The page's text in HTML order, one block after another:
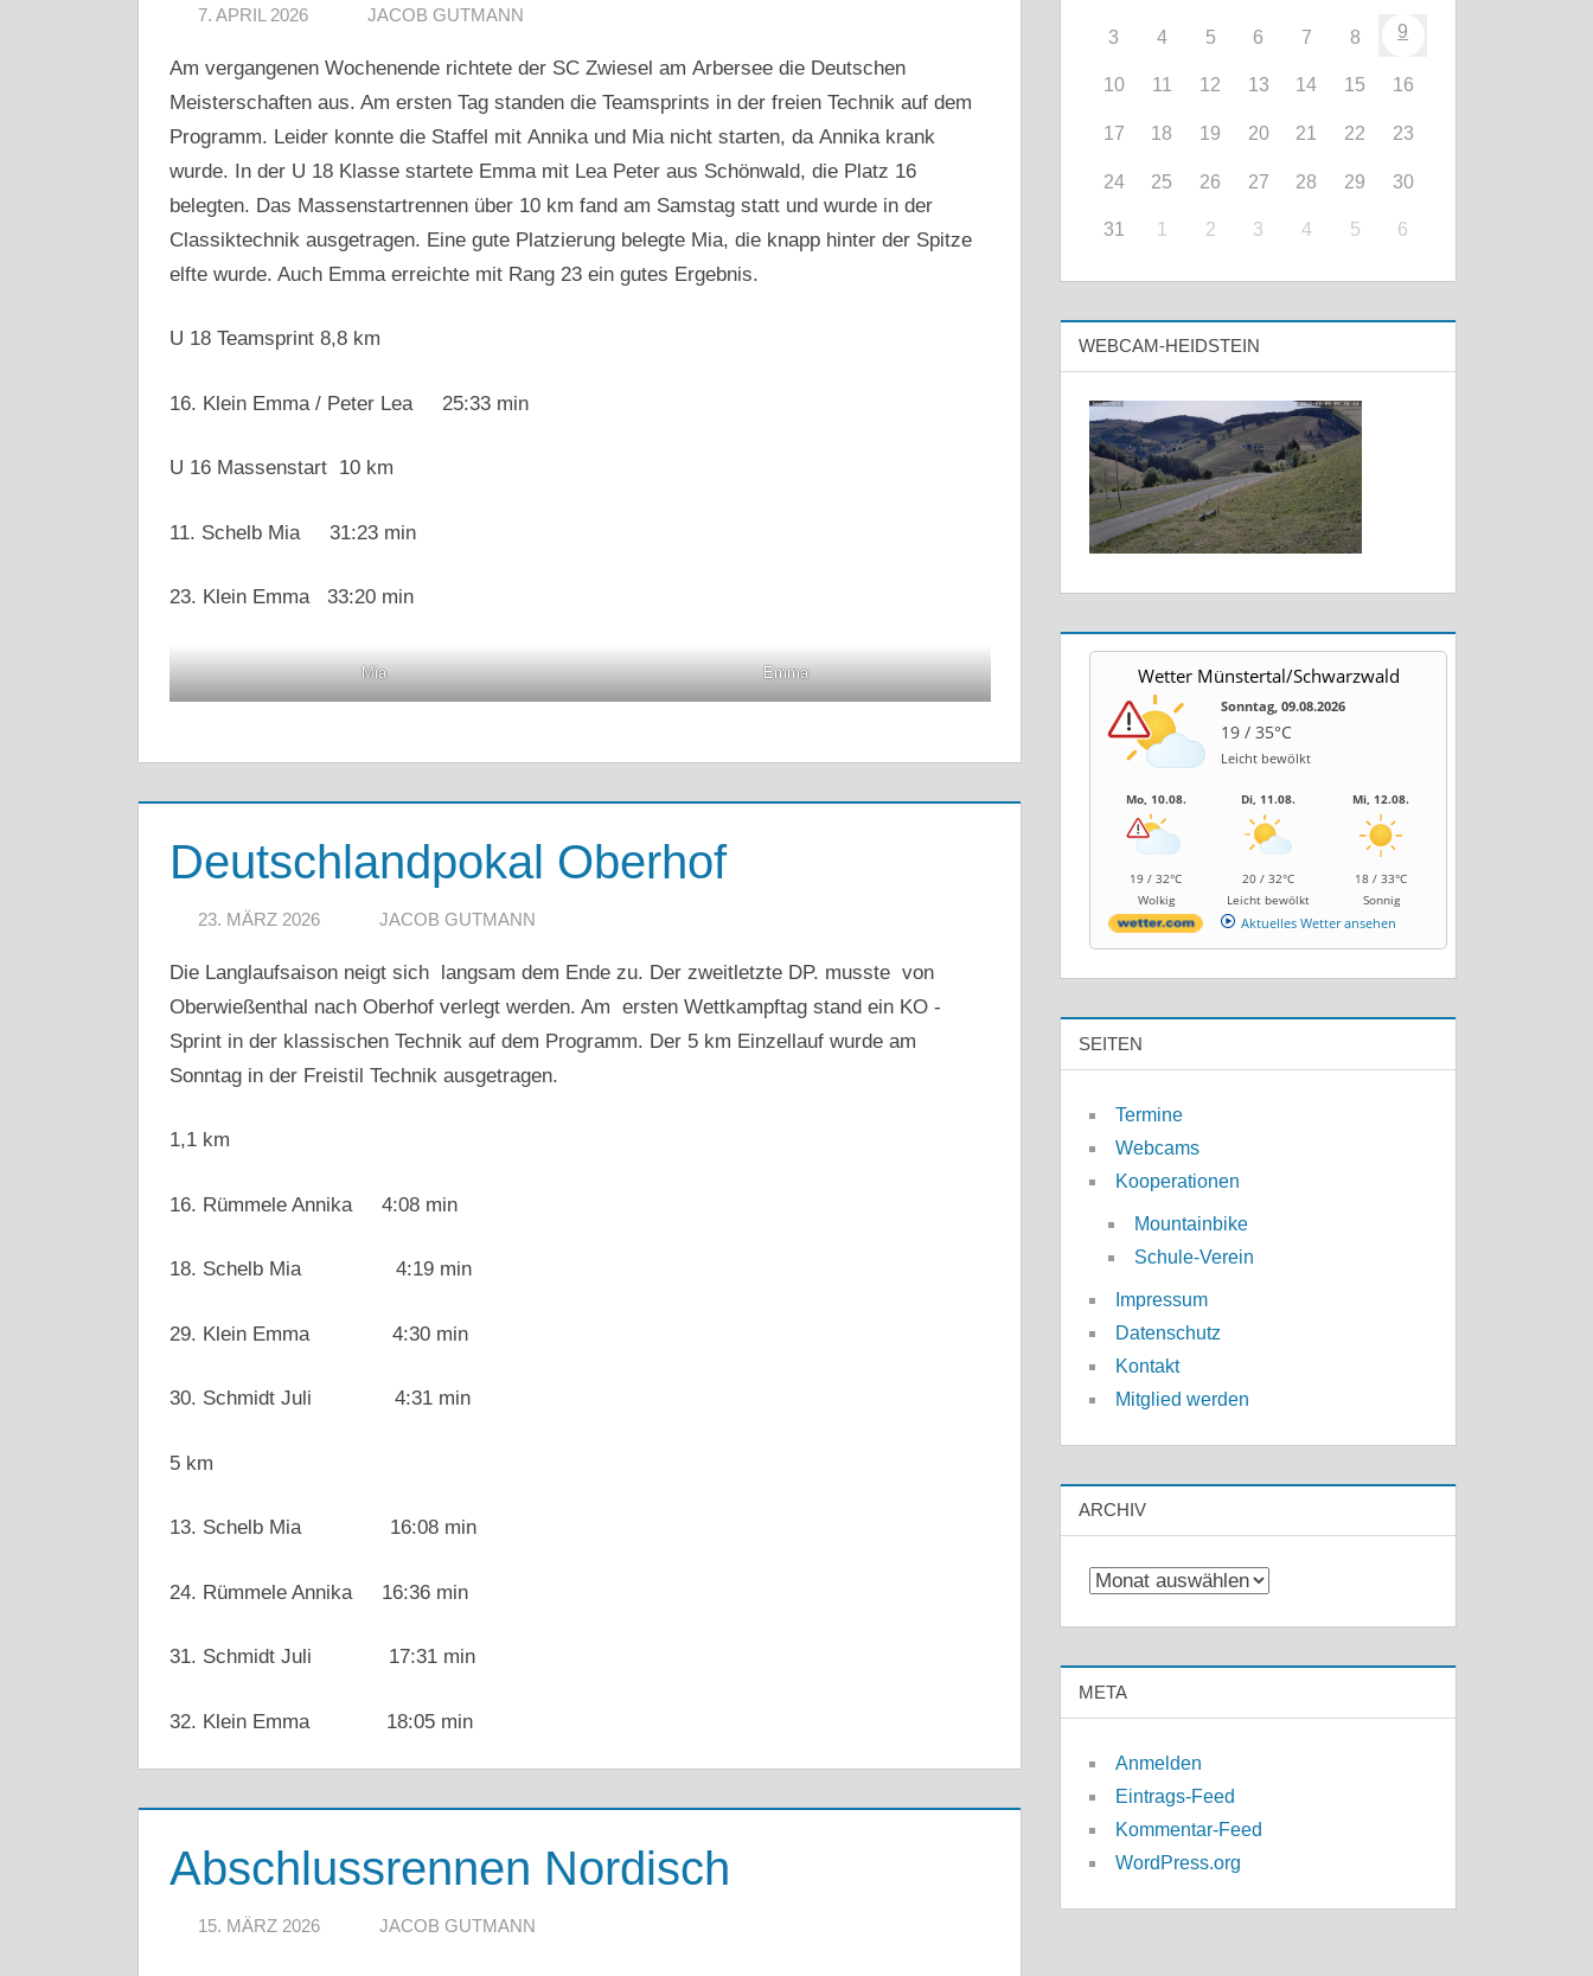
7. APRIL 2026 JACOB GUTMANN
Am vergangenen Wochenende richtete der SC Zwiesel am Arbersee die Deutschen
Meisterschaften aus. Am ersten Tag standen die Teamsprints in der freien Technik auf dem
Programm. Leider konnte die Staffel mit Annika und Mia nicht starten, da Annika krank
wurde. In der U 18 Klasse startete Emma mit Lea Peter aus Schönwald, die Platz 16
belegten. Das Massenstartrennen über 10 km fand am Samstag statt und wurde in der
Classiktechnik ausgetragen. Eine gute Platzierung belegte Mia, die knapp hinter der Spitze
elfte wurde. Auch Emma erreichte mit Rang 23 ein gutes Ergebnis.
U 18 Teamsprint 8,8 km
16. Klein Emma / Peter Lea 25:33 min
U 16 Massenstart 10 km
11. Schelb Mia 31:23 min
23. Klein Emma 33:20 min
Mia Emma
Deutschlandpokal Oberhof
23. MÄRZ 2026 JACOB GUTMANN
Die Langlaufsaison neigt sich langsam dem Ende zu. Der zweitletzte DP. musste von
Oberwießenthal nach Oberhof verlegt werden. Am ersten Wettkampftag stand ein KO -
Sprint in der klassischen Technik auf dem Programm. Der 5 km Einzellauf wurde am
Sonntag in der Freistil Technik ausgetragen.
1,1 km
16. Rümmele Annika 4:08 min
18. Schelb Mia 4:19 min
29. Klein Emma 4:30 min
30. Schmidt Juli 4:31 min
5 km
13. Schelb Mia 16:08 min
24. Rümmele Annika 16:36 min
31. Schmidt Juli 17:31 min
32. Klein Emma 18:05 min
Abschlussrennen Nordisch
15. MÄRZ 2026 JACOB GUTMANN
3 4 5 6 7 8 9
10 11 12 13 14 15 16
17 18 19 20 21 22 23
24 25 26 27 28 29 30
31 1 2 3 4 5 6
WEBCAM-HEIDSTEIN
Wetter Münstertal/Schwarzwald
Sonntag, 09.08.2026
19 / 35°C
Leicht bewölkt
Mo, 10.08.
19 / 32°C
Wolkig
Di, 11.08.
20 / 32°C
Leicht bewölkt
Mi, 12.08.
18 / 33°C
Sonnig
Aktuelles Wetter ansehen
SEITEN
Termine
Webcams
Kooperationen
Mountainbike
Schule-Verein
Impressum
Datenschutz
Kontakt
Mitglied werden
ARCHIV
Archiv
META
Anmelden
Eintrags-Feed
Kommentar-Feed
WordPress.org